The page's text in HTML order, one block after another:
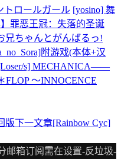
トロールガール [yosino] 舞
】罪恶王冠：失落的圣诞
兄ちゃんとがんばるっ!
附游戏(本体+汉
s] MECHANICA――
FLOP ～INNOCENCE
版下一文章[Rainbow Cyc]
邮箱订阅需在设置-反垃圾-